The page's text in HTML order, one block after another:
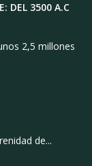
DEL 3500 A.C
2,5 millones
de...